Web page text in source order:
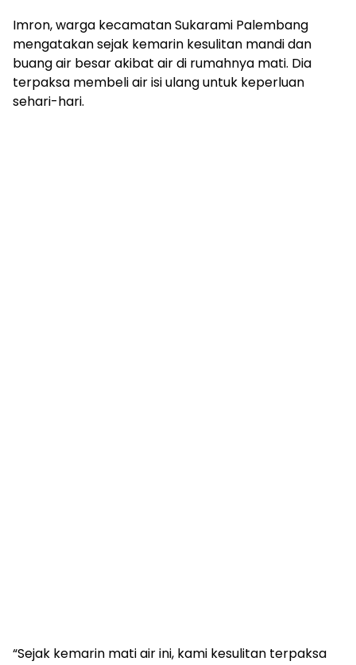
hidup,
hiburan,
bebas
dari
SARA,
narkoba
Imron, warga kecamatan Sukarami Palembang
mengatakan sejak kemarin kesulitan mandi dan
buang air besar akibat air di rumahnya mati. Dia
terpaksa membeli air isi ulang untuk keperluan
sehari-hari.
“Sejak kemarin mati air ini, kami kesulitan terpaksa